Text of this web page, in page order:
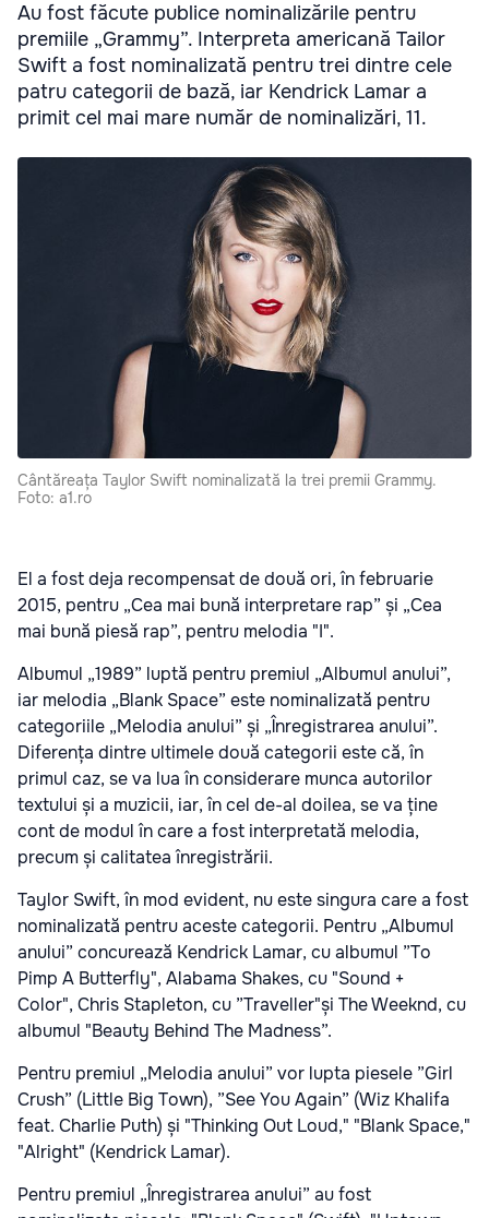
Au fost făcute publice nominalizările pentru
premiile „Grammy”. Interpreta americană Tailor
Swift a fost nominalizată pentru trei dintre cele
patru categorii de bază, iar Kendrick Lamar a
primit cel mai mare număr de nominalizări, 11.
Cântăreața Taylor Swift nominalizată la trei premii Grammy.
Foto: a1.ro
El a fost deja recompensat de două ori, în februarie
2015, pentru „Cea mai bună interpretare rap” și „Cea
mai bună piesă rap”, pentru melodia "I".
Albumul „1989” luptă pentru premiul „Albumul anului”,
iar melodia „Blank Space” este nominalizată pentru
categoriile „Melodia anului” și „Înregistrarea anului”.
Diferența dintre ultimele două categorii este că, în
primul caz, se va lua în considerare munca autorilor
textului și a muzicii, iar, în cel de-al doilea, se va ține
cont de modul în care a fost interpretată melodia,
precum și calitatea înregistrării.
Taylor Swift, în mod evident, nu este singura care a fost
nominalizată pentru aceste categorii. Pentru „Albumul
anului” concurează Kendrick Lamar, cu albumul ”To
Pimp A Butterfly", Alabama Shakes, cu "Sound +
Color", Chris Stapleton, cu ”Traveller"și The Weeknd, cu
albumul "Beauty Behind The Madness”.
Pentru premiul „Melodia anului” vor lupta piesele ”Girl
Crush” (Little Big Town), ”See You Again” (Wiz Khalifa
feat. Charlie Puth) și "Thinking Out Loud," "Blank Space,"
"Alright" (Kendrick Lamar).
Pentru premiul „Înregistrarea anului” au fost